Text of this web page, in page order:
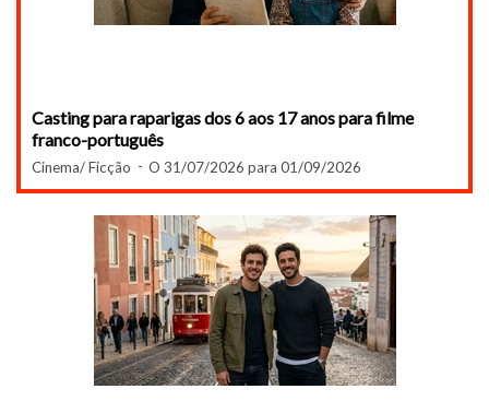
Casting para raparigas dos 6 aos 17 anos para filme
franco-português
Cinema/ Ficção O 31/07/2026 para 01/09/2026